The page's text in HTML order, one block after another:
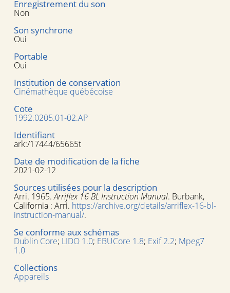
Enregistrement du son
Non
Son synchrone
Oui
Portable
Oui
Institution de conservation
Cinémathèque québécoise
Cote
1992.0205.01-02.AP
Identifiant
ark:/17444/65665t
Date de modification de la fiche
2021-02-12
Sources utilisées pour la description
Arri. 1965.Arriflex 16 BL Instruction Manual. Burbank,
California : Arri. https://archive.org/details/arriflex-16-bl-
instruction-manual/.
Se conforme aux schémas
Dublin Core; LIDO 1.0; EBUCore 1.8; Exif 2.2; Mpeg7
1.0
Collections
Appareils